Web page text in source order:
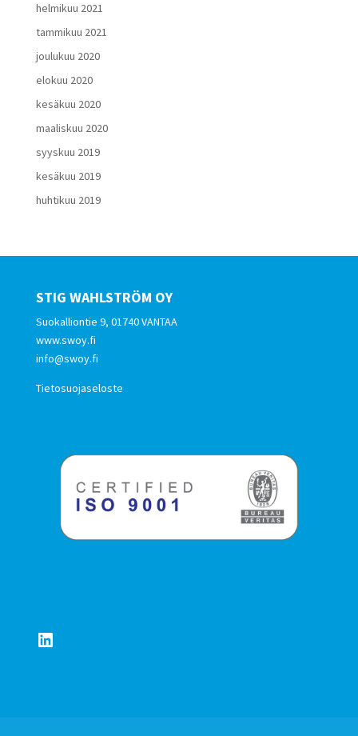
helmikuu 2021
tammikuu 2021
joulukuu 2020
elokuu 2020
kesäkuu 2020
maaliskuu 2020
syyskuu 2019
kesäkuu 2019
huhtikuu 2019
STIG WAHLSTRÖM OY
Suokalliontie 9, 01740 VANTAA
www.swoy.fi
info@swoy.fi
Tietosuojaseloste
LinkedIn